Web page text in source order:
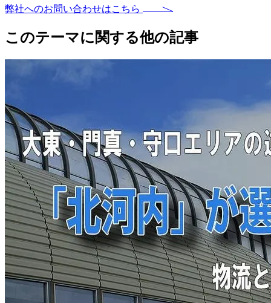
弊社へのお問い合わせはこちら
このテーマに関する他の記事